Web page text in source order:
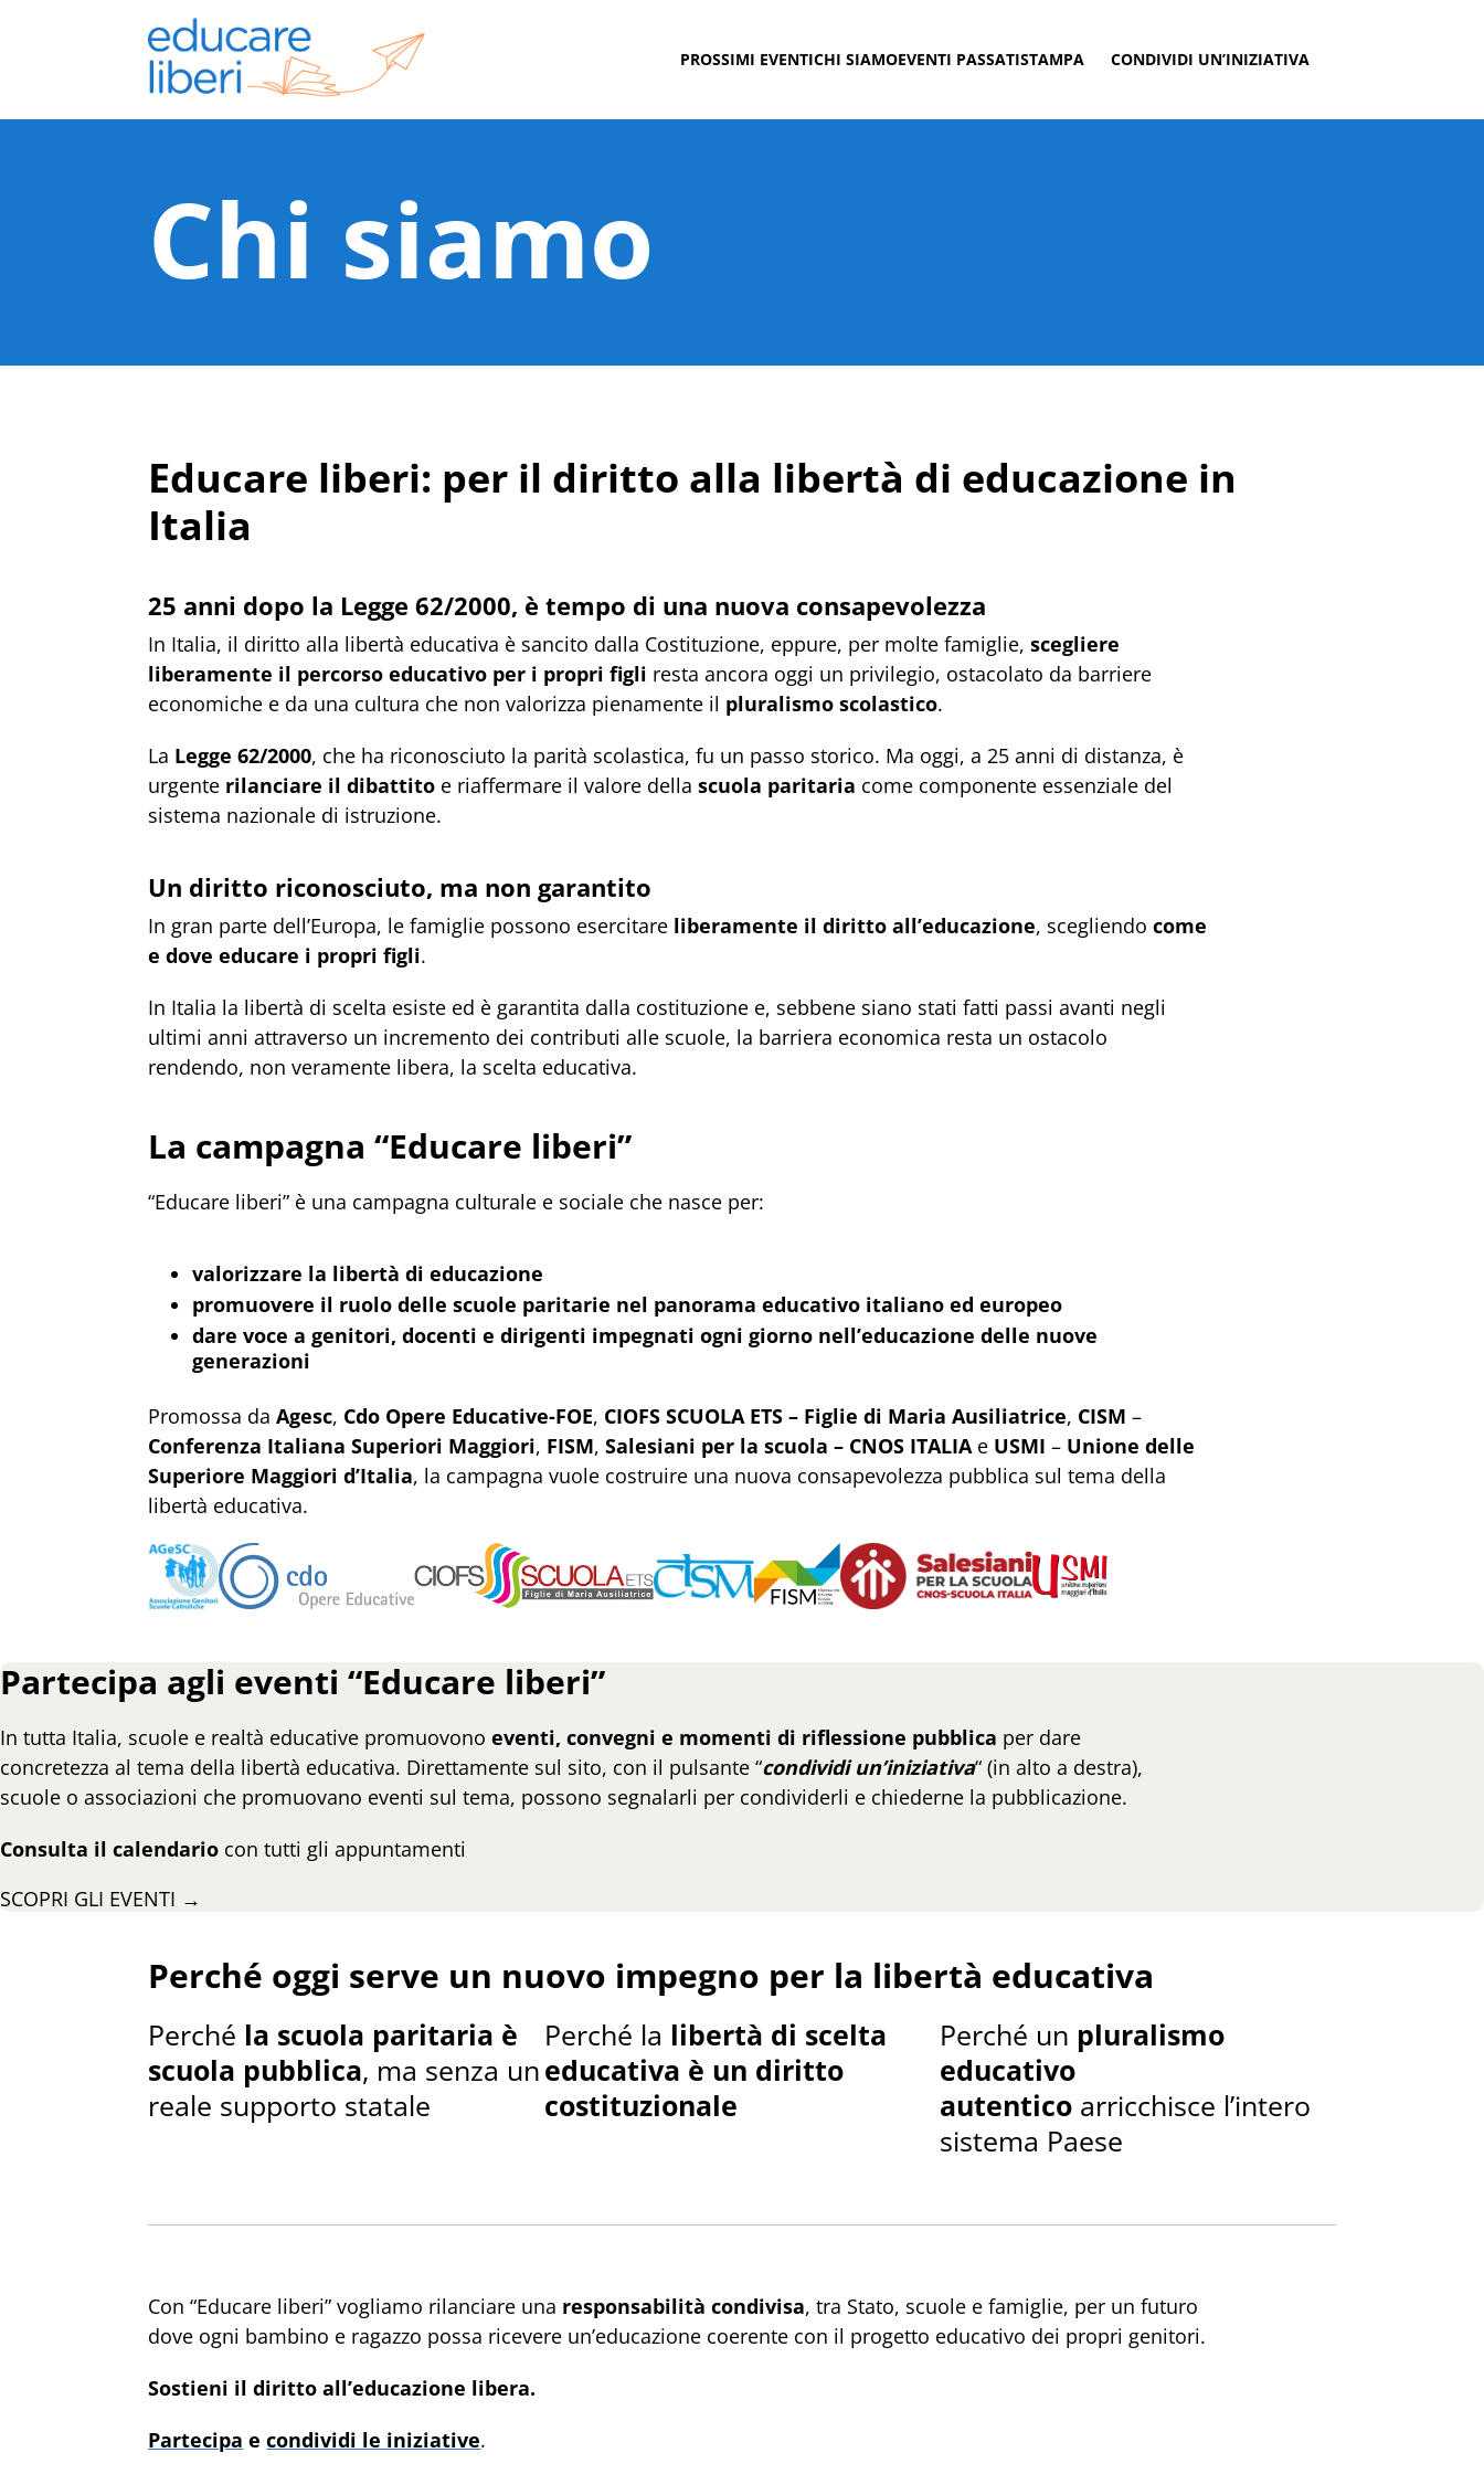
PROSSIMI EVENTICHI SIAMOEVENTI PASSATISTAMPA CONDIVIDI UN’INIZIATIVA
Chi siamo
Educare liberi: per il diritto alla libertà di educazione in
Italia
25 anni dopo la Legge 62/2000, è tempo di una nuova consapevolezza
In Italia, il diritto alla libertà educativa è sancito dalla Costituzione, eppure, per molte famiglie,scegliere
liberamente il percorso educativo per i propri figli resta ancora oggi un privilegio, ostacolato da barriere
economiche e da una cultura che non valorizza pienamente il pluralismo scolastico.
La Legge 62/2000, che ha riconosciuto la parità scolastica, fu un passo storico. Ma oggi, a 25 anni di distanza, è
urgente rilanciare il dibattito e riaffermare il valore dellascuola paritaria come componente essenziale del
sistema nazionale di istruzione.
Un diritto riconosciuto, ma non garantito
In gran parte dell’Europa, le famiglie possono esercitare liberamente il diritto all’educazione, scegliendocome
e dove educare i propri figli.
In Italia la libertà di scelta esiste ed è garantita dalla costituzione e, sebbene siano stati fatti passi avanti negli
ultimi anni attraverso un incremento dei contributi alle scuole, la barriera economica resta un ostacolo
rendendo, non veramente libera, la scelta educativa.
La campagna “Educare liberi”
“Educare liberi” è una campagna culturale e sociale che nasce per:
valorizzare la libertà di educazione
promuovere il ruolo delle scuole paritarie nel panorama educativo italiano ed europeo
dare voce a genitori, docenti e dirigenti impegnati ogni giorno nell’educazione delle nuove
generazioni
Promossa daAgesc, Cdo Opere Educative-FOE, CIOFS SCUOLA ETS – Figlie di Maria Ausiliatrice, CISM –
Conferenza Italiana Superiori Maggiori, FISM,Salesiani per la scuola – CNOS ITALIAe USMI – Unione delle
Superiore Maggiori d’Italia, la campagna vuole costruire una nuova consapevolezza pubblica sul tema della
libertà educativa.
Partecipa agli eventi “Educare liberi”
In tutta Italia, scuole e realtà educative promuovono eventi, convegni e momenti di riflessione pubblica per dare
concretezza al tema della libertà educativa. Direttamente sul sito, con il pulsante “condividi un’iniziativa“ (in alto a destra),
scuole o associazioni che promuovano eventi sul tema, possono segnalarli per condividerli e chiederne la pubblicazione.
Consulta il calendario con tutti gli appuntamenti
SCOPRI GLI EVENTI →
Perché oggi serve un nuovo impegno per la libertà educativa
Perché la scuola paritaria è
scuola pubblica, ma senza un
reale supporto statale
Perché la libertà di scelta
educativa è un diritto
costituzionale
Perché un pluralismo
educativo
autentico arricchisce l’intero
sistema Paese
Con “Educare liberi” vogliamo rilanciare una responsabilità condivisa, tra Stato, scuole e famiglie, per un futuro
dove ogni bambino e ragazzo possa ricevere un’educazione coerente con il progetto educativo dei propri genitori.
Sostieni il diritto all’educazione libera.
Partecipa econdividi le iniziative.